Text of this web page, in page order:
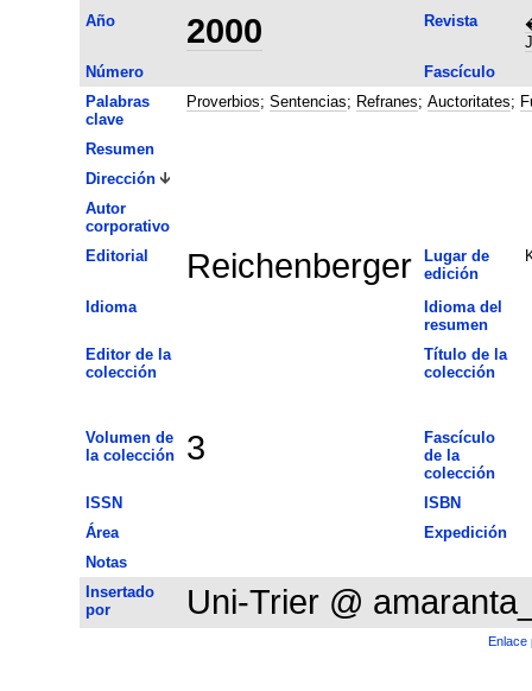
Año 2000 Revista
Número
Fascículo
Palabras
clave
Proverbios; Sentencias; Refranes; Auctoritates;
Resumen
Dirección
Autor
corporativo
Editorial
Reichenberger
Lugar de
edición
Idioma
Idioma del
resumen
Editor de la
colección
Título de la
colección
Volumen de
la colección
3
Fascículo
de la
colección
ISSN
ISBN
Área
Expedición
Notas
Insertado
por
Uni-Trier @
Enlace